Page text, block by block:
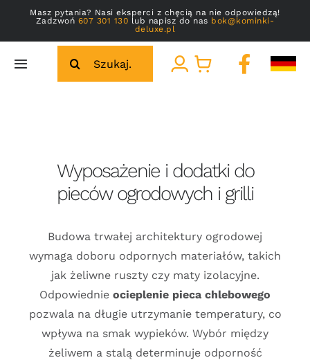
Przejdź
zawartości
Masz pytania? Nasi eksperci z chęcią na nie odpowiedzą!
Zadzwoń 607 301 130 lub napisz do nas bok@kominki-
deluxe.pl
Toggle
O nas
Kontakt
Wyposażenie i dodatki do
pieców ogrodowych i grilli
Budowa trwałej architektury ogrodowej
wymaga doboru odpornych materiałów, takich
jak żeliwne ruszty czy maty izolacyjne.
Odpowiednie ocieplenie pieca chlebowego
pozwala na długie utrzymanie temperatury, co
wpływa na smak wypieków. Wybór między
żeliwem a stalą determinuje odporność